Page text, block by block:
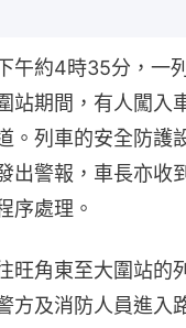
午約4時35分，一
站期間，有人闖入
。列車的安全防護
出警報，車長亦收
序處理。
旺角東至大圍站的
方及消防人員進入